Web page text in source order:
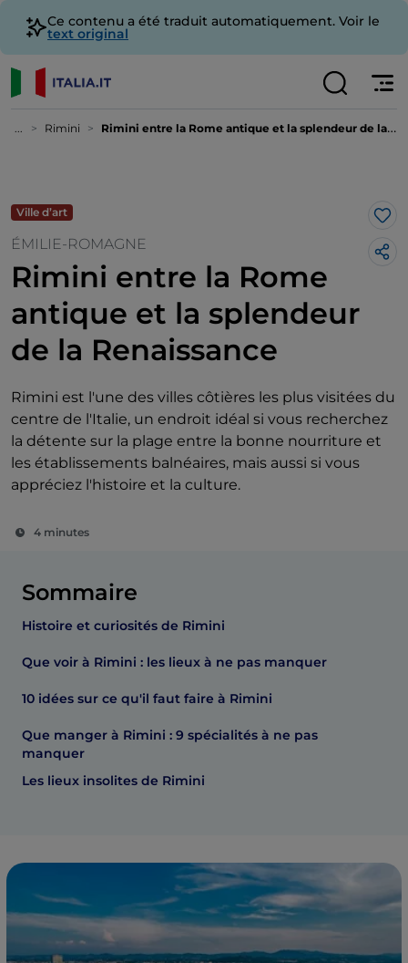
Ce contenu a été traduit automatiquement. Voir le
text original
... Rimini Rimini entre la Rome antique et la splendeur de la Renaissance
Ville d’art
ÉMILIE-ROMAGNE
Rimini entre la Rome
antique et la splendeur
de la Renaissance
Rimini est l'une des villes côtières les plus visitées du
centre de l'Italie, un endroit idéal si vous recherchez
la détente sur la plage entre la bonne nourriture et
les établissements balnéaires, mais aussi si vous
appréciez l'histoire et la culture.
4 minutes
Sommaire
Histoire et curiosités de Rimini
Que voir à Rimini : les lieux à ne pas manquer
10 idées sur ce qu'il faut faire à Rimini
Que manger à Rimini : 9 spécialités à ne pas
manquer
Les lieux insolites de Rimini